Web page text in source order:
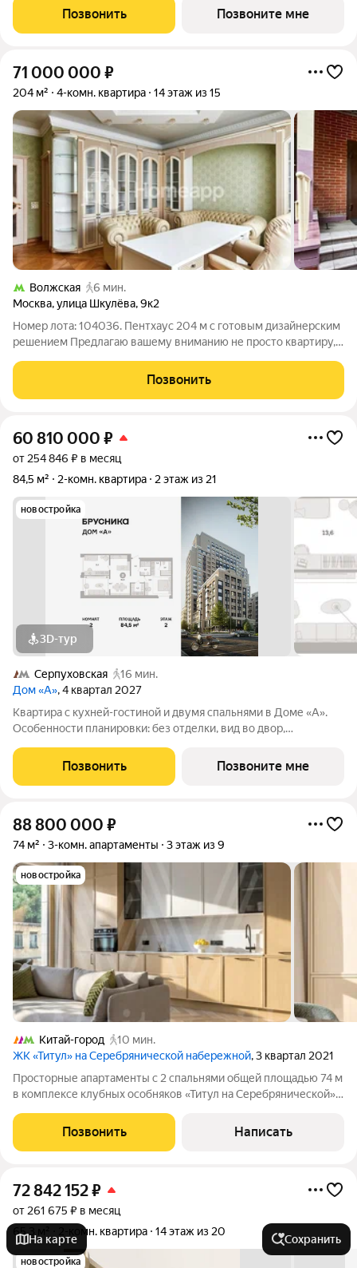
этажного дома, в новом элитном жилом комплексе «Начало»
от девелопера «Донстрой».
Позвонить Позвоните мне
71 000 000 ₽
204 м² 4-комн. квартира 14 этаж из 15
Волжская
6 мин.
Москва,улица Шкулёва,9к2
Номер лота: 104036. Пентхаус 204 м с готовым дизайнерским
решением Предлагаю вашему вниманию не просто квартиру, а
подчеркнуты каждой деталью. Это готовое решение для тех,
кто не приемлет
Позвонить
60 810 000 ₽
от 254 846 ₽ в месяц
84,5 м²
2-комн. квартира 2 этаж из 21
новостройка
3D-тур
Серпуховская
16 мин.
Дом «А», 4 квартал 2027
Квартира с кухней-гостиной и двумя спальнями в Доме «А».
Особенности планировки: без отделки, вид во двор,
постирочная, разнесённые спальни. Срок сдачи IV кв. 2027
Дом А - проект от застройщика
Позвонить Позвоните мне
88 800 000 ₽
74 м² 3-комн. апартаменты 3 этаж из 9
новостройка
Китай-город
10 мин.
ЖК «Титул» на Серебрянической набережной, 3 квартал 2021
Просторные апартаменты с 2 спальнями общей площадью 74 м
в комплексе клубных особняков «Титул на Серебрянической».
этаже в корпусе 1.1. Высота потолков 3,2 метра. Планировка:
кухня-гостиная,
Позвонить Написать
72 842 152₽
от 261 675 ₽ в месяц
65,3 м²
2-комн. квартира 14 этаж из 20
новостройка
На карте Сохранить